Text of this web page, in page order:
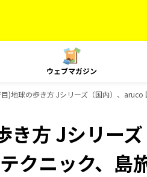
ウェブマガジン
)地球の歩き方 Jシリーズ（国内）、
き方 Jシリー
クニック、島